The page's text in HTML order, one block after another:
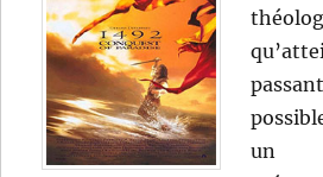
un